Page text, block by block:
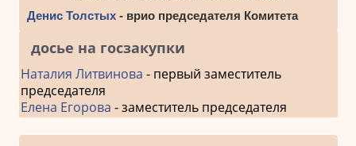
Денис Толстых- врио председателя Комитета
досье на госзакупки
Наталия Литвинова - первый заместитель
председателя
Елена Егорова - заместитель председателя